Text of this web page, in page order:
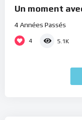
Un moment
4 Années Passés
4 5.1K